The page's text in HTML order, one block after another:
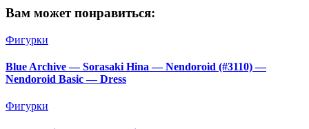
Вам может понравиться:
Фигурки
Blue Archive — Sorasaki Hina — Nendoroid (#3110) —
Nendoroid Basic — Dress
Фигурки